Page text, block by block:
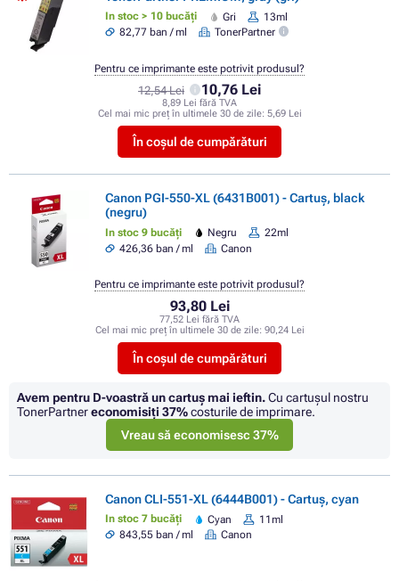
In stoc > 10 bucăți Gri
13ml
82,77 ban / ml
TonerPartner
12,54 Lei 10,76 Lei
8,89 Lei fără TVA
Cel mai mic preț în ultimele 30 de zile: 5,69 Lei
În coșul de cumpărături
Pentru ce imprimante este potrivit produsul?
Canon PGI-550-XL (6431B001) - Cartuș, black
(negru)
In stoc 9 bucăți Negru
22ml
426,36 ban / ml
Canon
93,80 Lei
77,52 Lei fără TVA
Cel mai mic preț în ultimele 30 de zile: 90,24 Lei
În coșul de cumpărături
Pentru ce imprimante este potrivit produsul?
Avem pentru D-voastră un cartuș mai ieftin.Cu cartuşul nostru
TonerPartnereconomisiţi 37%costurile de imprimare.
Vreau să economisesc 37%
Canon CLI-551-XL (6444B001) - Cartuș, cyan
In stoc 7 bucăți Cyan
11ml
843,55 ban / ml
Canon